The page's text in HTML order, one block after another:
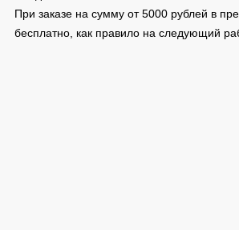
При заказе на сумму от 5000 рублей в
бесплатно, как правило на следующий